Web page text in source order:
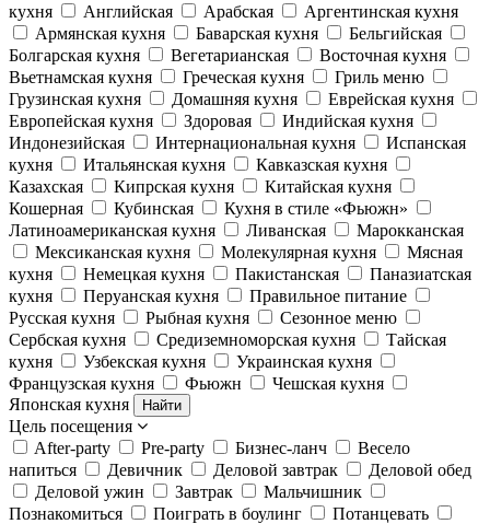
кухня
Английская Арабская
Аргентинская кухня
Армянская кухня
Баварская кухня
Бельгийская
Болгарская кухня
Вегетарианская
Восточная кухня
Вьетнамская кухня
Греческая кухня
Гриль меню
Грузинская кухня
Домашняя кухня
Еврейская кухня
Европейская кухня
Здоровая
Индийская кухня
Индонезийская
Интернациональная кухня
Испанская
кухня
Итальянская кухня
Кавказская кухня
Казахская
Кипрская кухня
Китайская кухня
Кошерная
Кубинская
Кухня в стиле «Фьюжн»
Латиноамериканская кухня
Ливанская
Марокканская
Мексиканская кухня
Молекулярная кухня
Мясная
кухня
Немецкая кухня Пакистанская
Паназиатская
кухня
Перуанская кухня
Правильное питание
Русская кухня
Рыбная кухня
Сезонное меню
Сербская кухня
Средиземноморская кухня
Тайская
кухня
Узбекская кухня
Украинская кухня
Французская кухня
Фьюжн
Чешская кухня
Японская кухня
Найти
Цель посещения
After-party
Pre-party Бизнес-ланч
Весело
напиться
Девичник Деловой завтрак
Деловой обед
Деловой ужин
Завтрак
Мальчишник
Познакомиться
Поиграть в боулинг
Потанцевать